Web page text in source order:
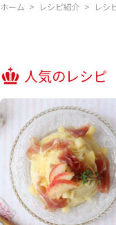
ホーム > レシピ紹介 > レシ
人気のレシピ